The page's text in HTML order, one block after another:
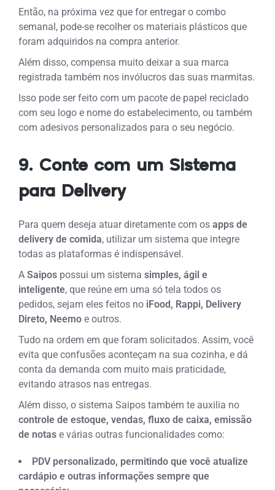
Então, na próxima vez que for entregar o combo
semanal, pode-se recolher os materiais plásticos que
foram adquiridos na compra anterior.
Além disso, compensa muito deixar a sua marca
registrada também nos invólucros das suas marmitas.
Isso pode ser feito com um pacote de papel reciclado
com seu logo e nome do estabelecimento, ou também
com adesivos personalizados para o seu negócio.
9. Conte com um Sistema
para Delivery
Para quem deseja atuar diretamente com osapps de
delivery de comida, utilizar um sistema que integre
todas as plataformas é indispensável.
ASaipos possui um sistema simples, ágil e
inteligente, que reúne em uma só tela todos os
pedidos, sejam eles feitos no iFood, Rappi, Delivery
Direto, Neemo e outros.
Tudo na ordem em que foram solicitados. Assim, você
evita que confusões aconteçam na sua cozinha, e dá
conta da demanda com muito mais praticidade,
evitando atrasos nas entregas.
Além disso, o sistema Saipos também te auxilia no
controle de estoque, vendas, fluxo de caixa, emissão
de notas e várias outras funcionalidades como:
PDV personalizado, permitindo que você atualize
cardápio e outras informações sempre que